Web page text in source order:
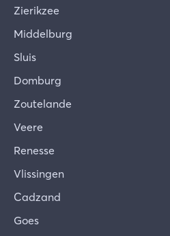
Zierikzee
Middelburg
Sluis
Domburg
Zoutelande
Veere
Renesse
Vlissingen
Cadzand
Goes